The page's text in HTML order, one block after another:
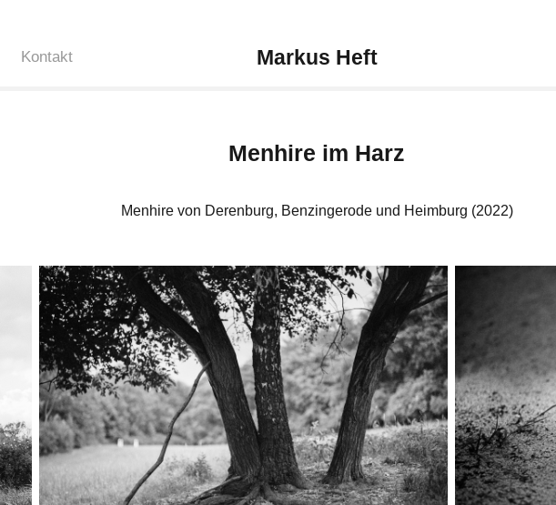
Kontakt Markus Heft
Menhire im Harz
Menhire von Derenburg, Benzingerode und Heimburg (2022)